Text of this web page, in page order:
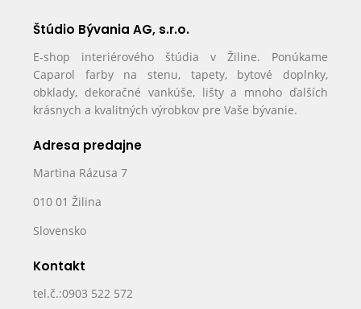
Štúdio Bývania AG, s.r.o.
E-shop interiérového štúdia v Žiline. Ponúkame
Caparol farby na stenu, tapety, bytové doplnky,
obklady, dekoračné vankúše, lišty a mnoho ďalších
krásnych a kvalitných výrobkov pre Vaše bývanie.
Adresa predajne
Martina Rázusa 7
010 01 Žilina
Slovensko
Kontakt
tel.č.:0903 522 572